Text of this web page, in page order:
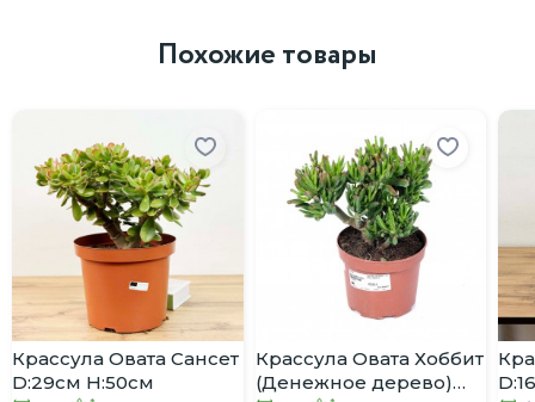
Похожие товары
Крассула Овата Сансет
D:29см H:50см
Крассула Овата Хоббит
(Денежное дерево)